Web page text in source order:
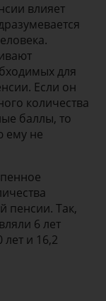
влияет
для
Если он
количества
баллы, то
ему не
пенсии. Так,
6 лет
лет и 16,2